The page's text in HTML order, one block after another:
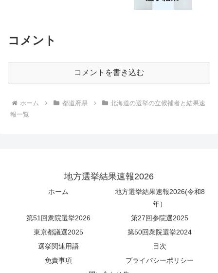
コメント
コメントを書き込む
ホーム 都道府県
北海道の選挙の立候補者と結果速
報一覧
地方選挙結果速報2026
ホーム
地方選挙結果速報2026(令和8
年）
第51回衆院選挙2026
第27回参院選2025
東京都議選2025
第50回衆院選挙2024
選挙関連用語
目次
免責事項
プライバシーポリシー